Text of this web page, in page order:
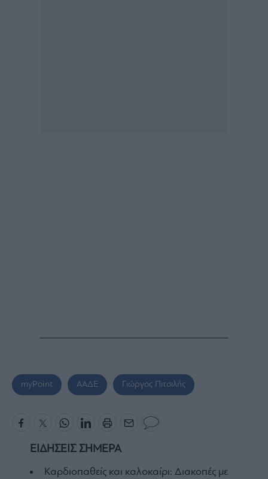
myPoint ΑΑΔΕ Γιώργος Πιτσιλής
ΕΙΔΗΣΕΙΣ ΣΗΜΕΡΑ
Καρδιοπαθείς και καλοκαίρι: Διακοπές με